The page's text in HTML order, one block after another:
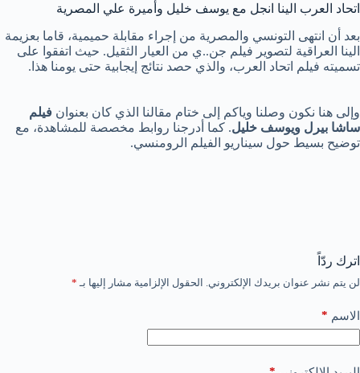
اتحاد العرب الينا انجل مع يوسف خليل وأميرة علي المصرية
بعد أن انتهى التونسي والمصرية من إجراء مقابلة حميمية، قاما بعزيمة
الينا العراقية لتصوير فيلم جن..ي من العيار الثقيل. حيث اتفقوا على
تسميته فيلم اتحاد العرب، والذي حصد نتائج إيجابية حتى يومنا هذا.
وإلى هنا نكون وصلنا وياكم إلى ختام مقالنا الذي كان بعنوان فيلم
ساشا بيرل ويوسف خليل. كما أدرجنا روابط مخصصة للمشاهدة، مع
توضيح بسيط حول سيناريو الفيلم الرومنسي.
اترك ردّاً
لن يتم نشر عنوان بريدك الإلكتروني. الحقول الإلزامية مشار إليها بـ *
الاسم *